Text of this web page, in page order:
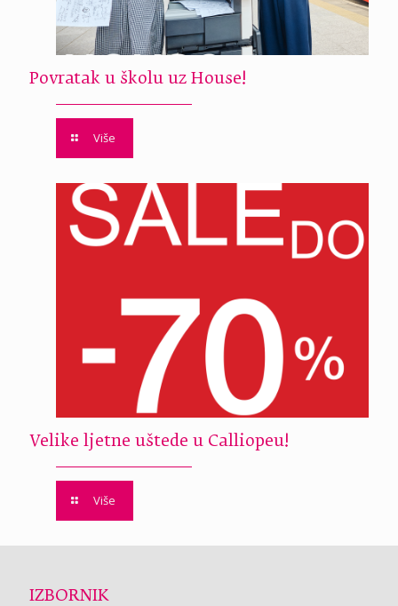
Povratak u školu uz House!
Više
Velike ljetne uštede u Calliopeu!
Više
IZBORNIK